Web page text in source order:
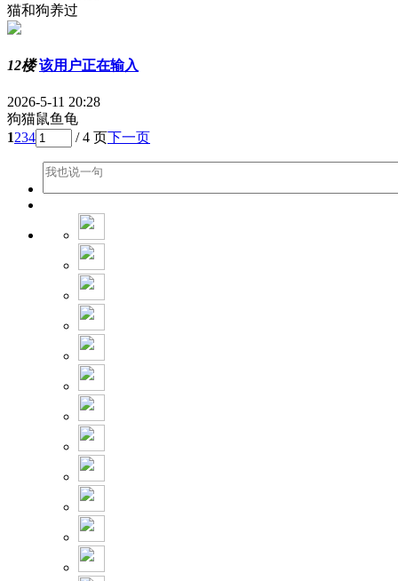
猫和狗养过
12楼 该用户正在输入
2026-5-11 20:28
狗猫鼠鱼龟
1234 / 4 页下一页